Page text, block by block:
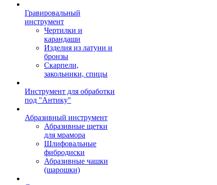
Гравировальный
инструмент
Чертилки и
карандаши
Изделия из латуни и
бронзы
Скарпели,
закольники, спицы
Инструмент для обработки
под "Антику"
Абразивный инструмент
Абразивные щетки
для мрамора
Шлифовальные
фибродиски
Абразивные чашки
(шарошки)